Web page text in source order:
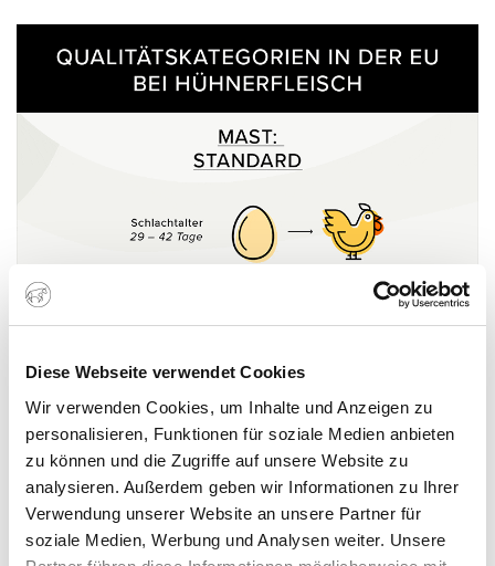
Diese Webseite verwendet Cookies
Wir verwenden Cookies, um Inhalte und Anzeigen zu
personalisieren, Funktionen für soziale Medien anbieten
zu können und die Zugriffe auf unsere Website zu
analysieren. Außerdem geben wir Informationen zu Ihrer
Verwendung unserer Website an unsere Partner für
soziale Medien, Werbung und Analysen weiter. Unsere
Diversität erst in den Premium-